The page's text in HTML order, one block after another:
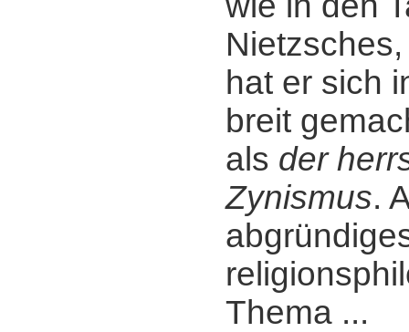
hat er sich
breit
als der
Zynismus.
Thema ...